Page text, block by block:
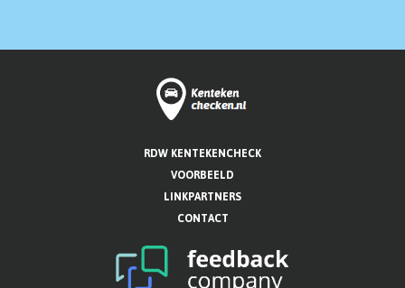
RDW KENTEKENCHECK
VOORBEELD
LINKPARTNERS
CONTACT